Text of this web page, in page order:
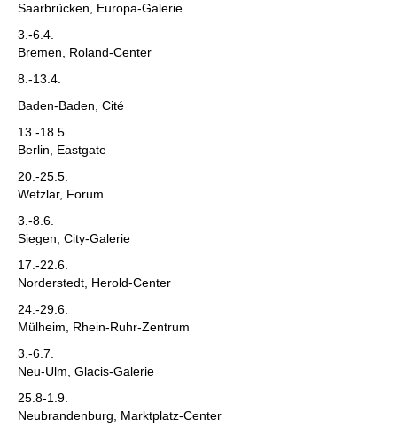
Saarbrücken, Europa-Galerie
3.-6.4.
Bremen, Roland-Center
8.-13.4.
Baden-Baden, Cité
13.-18.5.
Berlin, Eastgate
20.-25.5.
Wetzlar, Forum
3.-8.6.
Siegen, City-Galerie
17.-22.6.
Norderstedt, Herold-Center
24.-29.6.
Mülheim, Rhein-Ruhr-Zentrum
3.-6.7.
Neu-Ulm, Glacis-Galerie
25.8-1.9.
Neubrandenburg, Marktplatz-Center